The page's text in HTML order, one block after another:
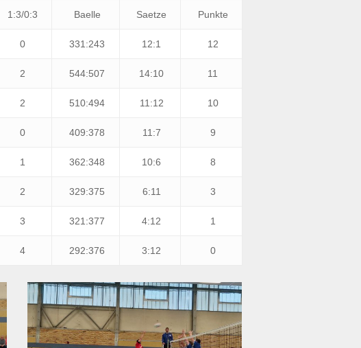
1:3/0:3 Baelle Saetze Punkte
0 331:243 12:1 12
2 544:507 14:10 11
2 510:494 11:12 10
0 409:378 11:7 9
1 362:348 10:6 8
2 329:375 6:11 3
3 321:377 4:12 1
4 292:376 3:12 0